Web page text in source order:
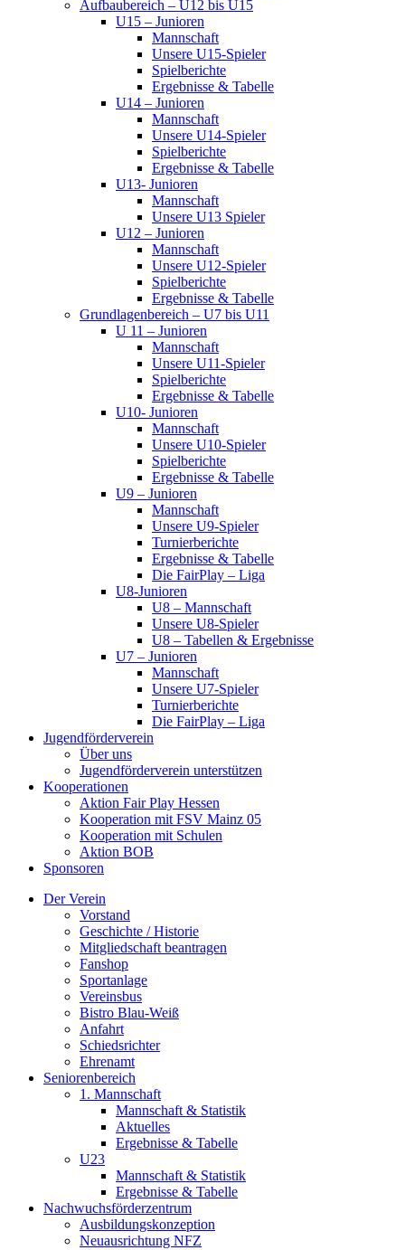
Aufbaubereich – U12 bis U15
U15 – Junioren
Mannschaft
Unsere U15-Spieler
Spielberichte
Ergebnisse & Tabelle
U14 – Junioren
Mannschaft
Unsere U14-Spieler
Spielberichte
Ergebnisse & Tabelle
U13- Junioren
Mannschaft
Unsere U13 Spieler
U12 – Junioren
Mannschaft
Unsere U12-Spieler
Spielberichte
Ergebnisse & Tabelle
Grundlagenbereich – U7 bis U11
U 11 – Junioren
Mannschaft
Unsere U11-Spieler
Spielberichte
Ergebnisse & Tabelle
U10- Junioren
Mannschaft
Unsere U10-Spieler
Spielberichte
Ergebnisse & Tabelle
U9 – Junioren
Mannschaft
Unsere U9-Spieler
Turnierberichte
Ergebnisse & Tabelle
Die FairPlay – Liga
U8-Junioren
U8 – Mannschaft
Unsere U8-Spieler
U8 – Tabellen & Ergebnisse
U7 – Junioren
Mannschaft
Unsere U7-Spieler
Turnierberichte
Die FairPlay – Liga
Jugendförderverein
Über uns
Jugendförderverein unterstützen
Kooperationen
Aktion Fair Play Hessen
Kooperation mit FSV Mainz 05
Kooperation mit Schulen
Aktion BOB
Sponsoren
Der Verein
Vorstand
Geschichte / Historie
Mitgliedschaft beantragen
Fanshop
Sportanlage
Vereinsbus
Bistro Blau-Weiß
Anfahrt
Schiedsrichter
Ehrenamt
Seniorenbereich
1. Mannschaft
Mannschaft & Statistik
Aktuelles
Ergebnisse & Tabelle
U23
Mannschaft & Statistik
Ergebnisse & Tabelle
Nachwuchsförderzentrum
Ausbildungskonzeption
Neuausrichtung NFZ